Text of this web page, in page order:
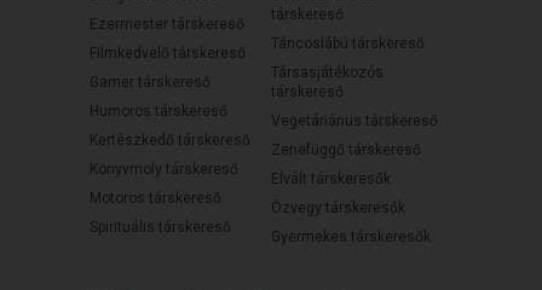
Ezermester társkereső
Filmkedvelő társkereső
Gamer társkereső
Humoros társkereső
Kertészkedő társkereső
Könyvmoly társkereső
Motoros társkereső
Spirituális társkereső
társkereső
Táncoslábú társkereső
Társasjátékozós
társkereső
Vegetáriánus társkereső
Zenefüggő társkereső
Elvált társkeresők
Özvegy társkeresők
Gyermekes társkeresők